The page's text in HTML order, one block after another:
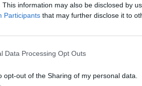
This information may also be disclosed by
Participants that may further disclose it to
Data Processing Opt Outs
opt-out of the Sharing of my personal data.
della mattinata.
mentre a
Gemonio, passato dal 14,43%